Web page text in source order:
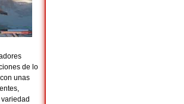
de lo
unas